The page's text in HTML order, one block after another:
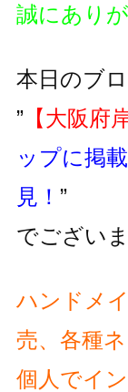
誠にあり
本日のブ
”【大阪府
ップに掲
見！ ”
でございま
ハンドメ
売、各種
個人でイ